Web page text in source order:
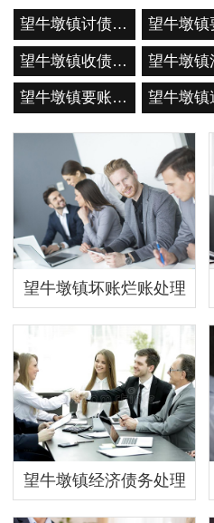
望牛墩镇讨债公司
望牛墩镇收债公司
望牛墩镇要账公司
望牛墩镇坏账烂账处理
望牛墩镇经济债务处理